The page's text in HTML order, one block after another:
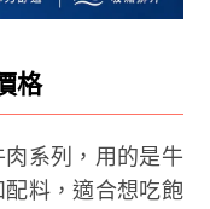
格
系列，用的是牛
料，適合想吃飽